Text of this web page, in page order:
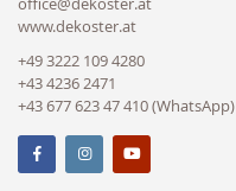
www.dekoster.at
+49 3222 109 4280
+43 4236 2471
+43 677 623 47 410 (WhatsApp)